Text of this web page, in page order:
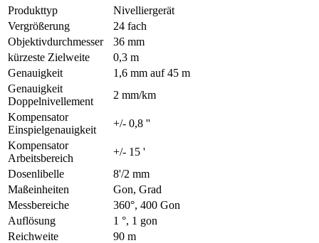
Produkttyp
Nivelliergerät
Vergrößerung
24 fach
Objektivdurchmesser
36 mm
kürzeste Zielweite
0,3 m
Genauigkeit
1,6 mm auf 45 m
Genauigkeit
Doppelnivellement
2 mm/km
Kompensator
Einspielgenauigkeit
+/- 0,8 ''
Kompensator
Arbeitsbereich
+/- 15 '
Dosenlibelle
8'/2 mm
Maßeinheiten
Gon, Grad
Messbereiche
360°, 400 Gon
Auflösung
1 °, 1 gon
Reichweite
90 m